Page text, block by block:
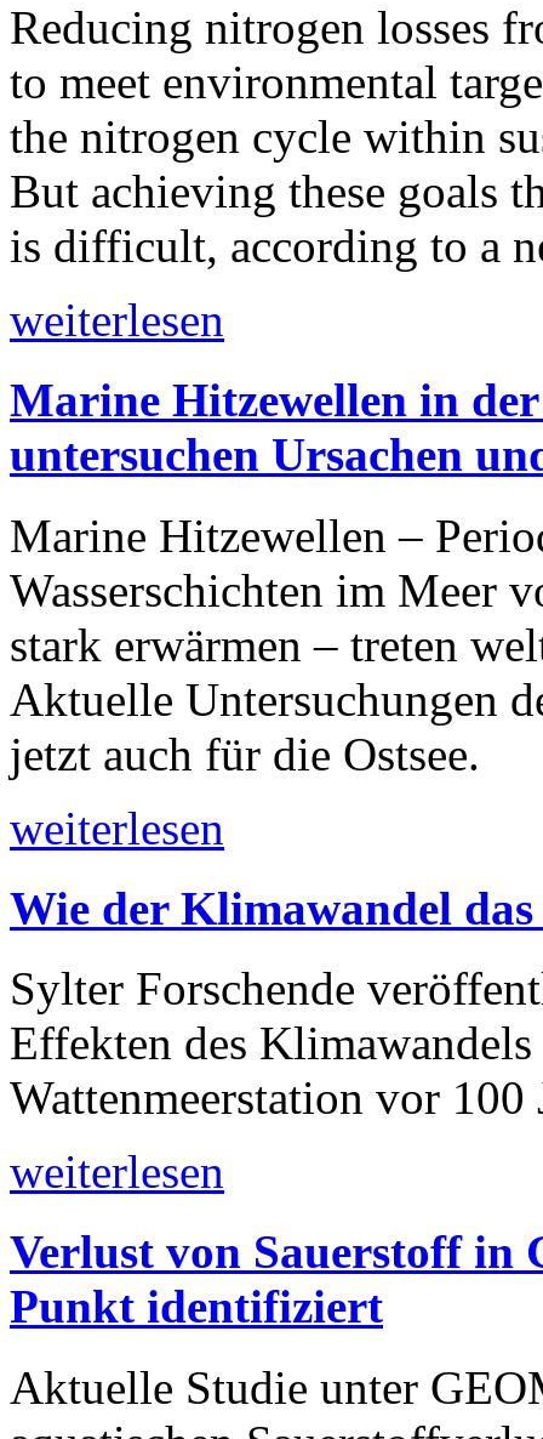
Reducing nitrogen losses
to meet environmental
the nitrogen cycle within
But achieving these goals
is difficult, according to a
weiterlesen
Marine Hitzewellen in
untersuchen Ursachen
Marine Hitzewellen –
Wasserschichten im Meer
stark erwärmen – treten
Aktuelle Untersuchungen
jetzt auch für die Ostsee.
weiterlesen
Wie der Klimawandel
Sylter Forschende
Effekten des
Wattenmeerstation vor 100
weiterlesen
Verlust von Sauerstoff in
Punkt identifiziert
Aktuelle Studie unter